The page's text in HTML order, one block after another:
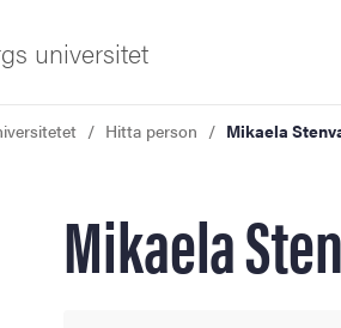
universitet
Hitta person Mikaela
Mikaela